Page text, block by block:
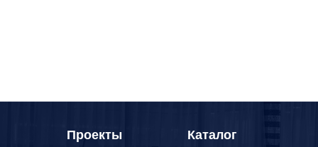
Проекты Каталог